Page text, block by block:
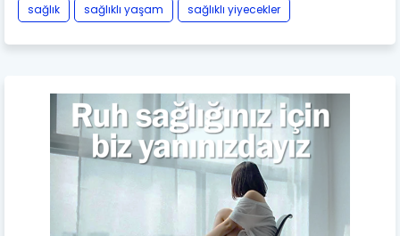
sağlık
sağlıklı yaşam sağlıklı yiyecekler